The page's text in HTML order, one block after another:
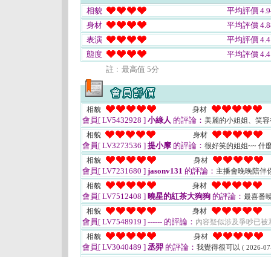
相貌
平均評價
身材
平均評價
表演
平均評價
態度
平均評價
註﹕最高值 5分
相貌 身材
會員[ LV5432928 ] 小綠人 的評論： 美麗的小姐姐、笑
相貌
身材
會員[ LV3273536 ] 提小摩 的評論： 很好笑的姐姐~~ 什
相貌
身材
會員[ LV7231680 ] jasonv131 的評論： 主播會晚晚陪伴
相貌
身材
會員[ LV7512408 ] 曉星的紅茶大狗狗 的評論： 最喜番
相貌
身材
會員[ LV7548919 ] ------ 的評論： 內容疑似涉及爭吵已
相貌
身材
會員[ LV3040489 ] 丞羿 的評論： 我覺得很可以 ( 2026-